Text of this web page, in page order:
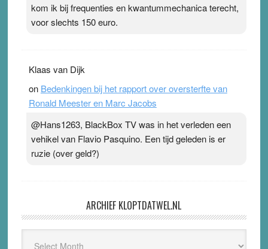
kom ik bij frequenties en kwantummechanica terecht,
voor slechts 150 euro.
Klaas van Dijk
on Bedenkingen bij het rapport over oversterfte van
Ronald Meester en Marc Jacobs
@Hans1263, BlackBox TV was in het verleden een
vehikel van Flavio Pasquino. Een tijd geleden is er
ruzie (over geld?)
ARCHIEF KLOPTDATWEL.NL